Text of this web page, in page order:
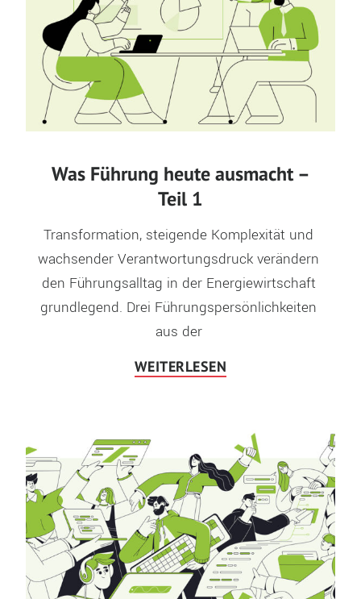
Was Führung heute ausmacht –
Teil 1
Transformation, steigende Komplexität und
wachsender Verantwortungsdruck verändern
den Führungsalltag in der Energiewirtschaft
grundlegend. Drei Führungspersönlichkeiten
aus der
WEITERLESEN